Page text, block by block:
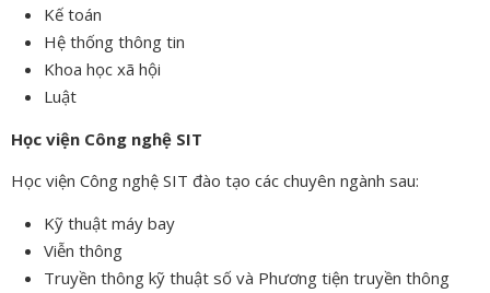
Kế toán
Hệ thống thông tin
Khoa học xã hội
Luật
Học viện Công nghệ SIT
Học viện Công nghệ SIT đào tạo các chuyên ngành sau:
Kỹ thuật máy bay
Viễn thông
Truyền thông kỹ thuật số và Phương tiện truyền thông